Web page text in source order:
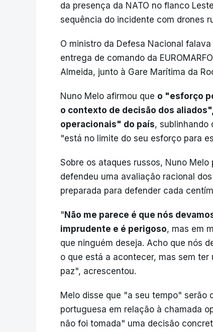
da presença da NATO no flanco
sequência do incidente com drones
O ministro da Defesa Nacional
entrega de comando da
Almeida, junto à Gare Marítima da
Nuno Melo afirmou que o "esforço
o contexto de decisão dos
operacionais" do país, sublinhando
"está no limite do seu esforço para
Sobre os ataques russos, Nuno
defendeu uma avaliação racional
preparada para defender cada
" Não me parece é que nós
imprudente e é perigoso, mas em
que ninguém deseja. Acho que nós
o que está a acontecer, mas sem
paz", acrescentou.
Melo disse que "a seu tempo" serão
portuguesa em relação à chamada
não foi tomada" uma decisão